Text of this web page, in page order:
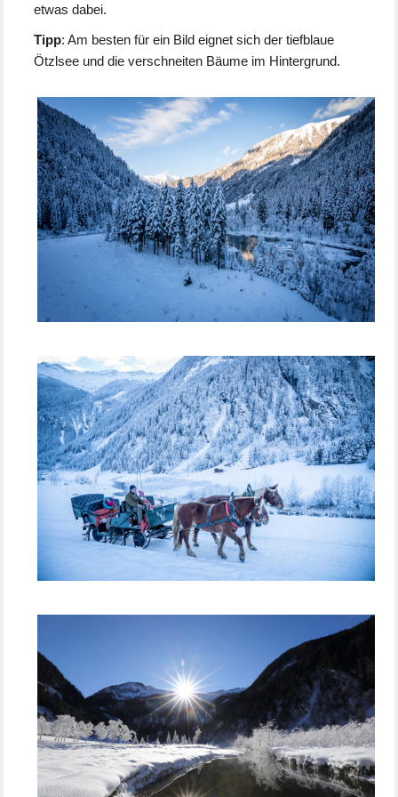
etwas dabei.
Tipp: Am besten für ein Bild eignet sich der tiefblaue
Ötzlsee und die verschneiten Bäume im Hintergrund.